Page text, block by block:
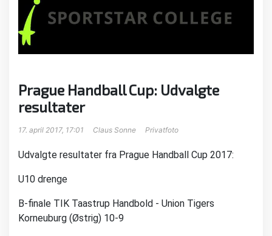
Prague Handball Cup: Udvalgte
resultater
17. april 2017, 17:01 Claus Sonne Privatfoto
Udvalgte resultater fra Prague Handball Cup 2017:
U10 drenge
B-finale TIK Taastrup Handbold - Union Tigers
Korneuburg (Østrig) 10-9